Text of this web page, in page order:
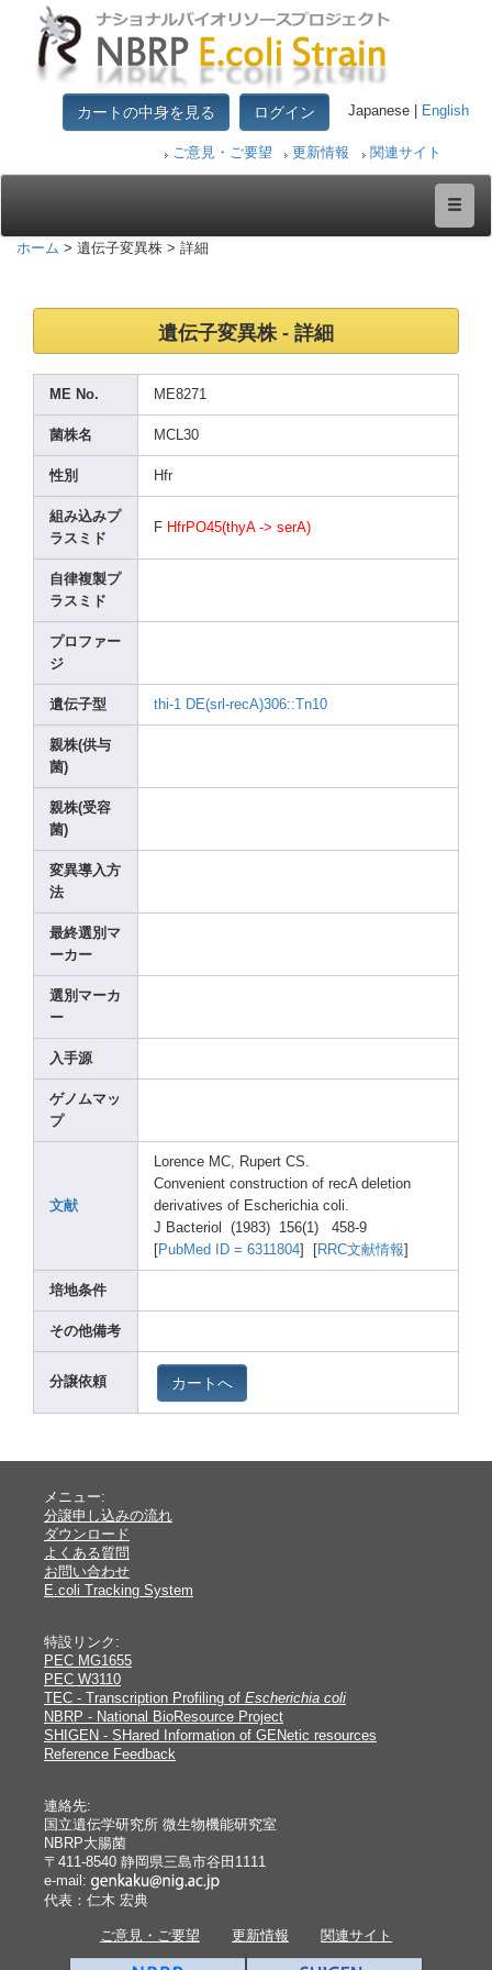
カートの中身を見る ログイン Japanese | English
ご意見・ご要望 更新情報 関連サイト
ホーム > 遺伝子変異株 > 詳細
遺伝子変異株 - 詳細
ME No. ME8271
菌株名 MCL30
性別 Hfr
組み込みプ
ラスミド
F HfrPO45(thyA -> serA)
自律複製プ
ラスミド
プロファー
ジ
遺伝子型 thi-1 DE(sr l-recA)306::Tn10
親株(供与
菌)
親株(受容
菌)
変異導入方
法
最終選別マ
ーカー
選別マーカ
ー
入手源
ゲノムマッ
プ
文献
Lorence MC, Rupert CS.
Convenient construction of recA deletion
derivatives of Escherichia coli.
J Bacteriol (1983) 156(1) 458-9
PubMed ID = 6311804 RRC文献情報
培地条件
その他備考
分譲依頼 カートへ
メニュー:
分譲申し込みの流れ
ダウンロード
よくある質問
お問い合わせ
E.coli Tracking System
特設リンク:
PEC MG1655
PEC W3110
TEC - Transcription Profiling of Escherichia coli
NBRP - National BioResource Project
SHIGEN - SHared Information of GENetic resources
Reference Feedback
連絡先:
国立遺伝学研究所 微生物機能研究室
NBRP大腸菌
〒411-8540 静岡県三島市谷田1111
e-mail:
代表：仁木 宏典
ご意見・ご要望 更新情報 関連サイト